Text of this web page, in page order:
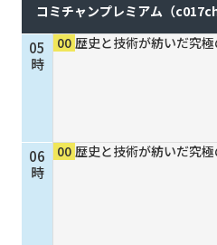
ご加入お
コミチャンプレミアム（c017ch
05
時
06
時
00 歴史と技術が紡いだ究
00 歴史と技術が紡いだ究